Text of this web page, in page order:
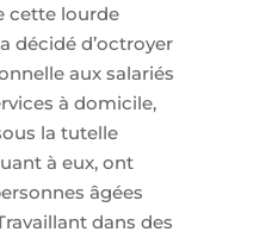
cette lourde
décidé d’octroyer
aux salariés
à domicile,
la tutelle
à eux, ont
âgées
dans des